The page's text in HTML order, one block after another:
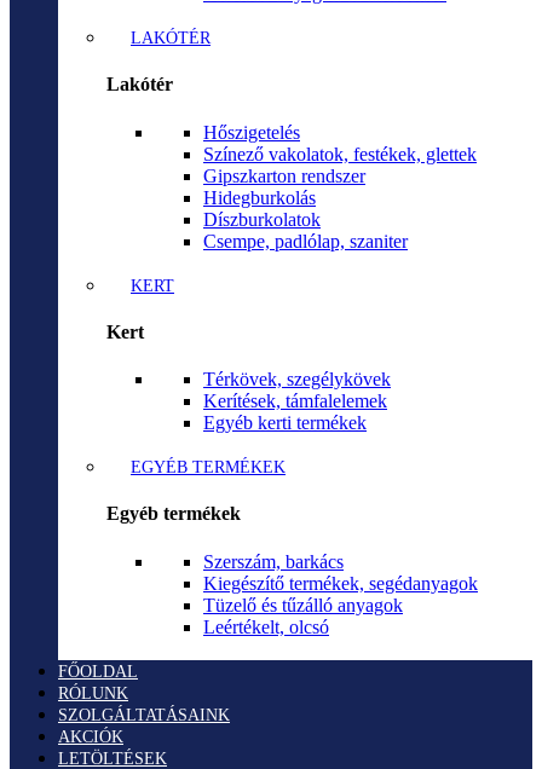
LAKÓTÉR
Lakótér
Hőszigetelés
Színező vakolatok, festékek, glettek
Gipszkarton rendszer
Hidegburkolás
Díszburkolatok
Csempe, padlólap, szaniter
KERT
Kert
Térkövek, szegélykövek
Kerítések, támfalelemek
Egyéb kerti termékek
EGYÉB TERMÉKEK
Egyéb termékek
Szerszám, barkács
Kiegészítő termékek, segédanyagok
Tüzelő és tűzálló anyagok
Leértékelt, olcsó
FŐOLDAL
RÓLUNK
SZOLGÁLTATÁSAINK
AKCIÓK
LETÖLTÉSEK